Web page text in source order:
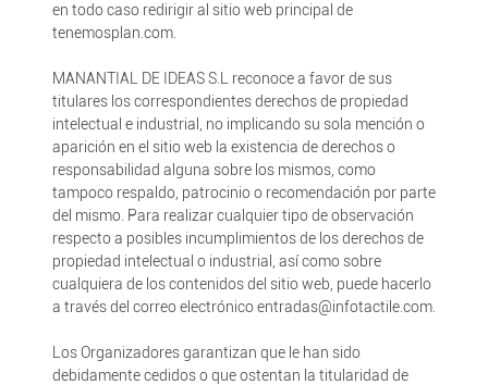
en todo caso redirigir al sitio web principal de
tenemosplan.com.
MANANTIAL DE IDEAS S.L reconoce a favor de sus
titulares los correspondientes derechos de propiedad
intelectual e industrial, no implicando su sola mención o
aparición en el sitio web la existencia de derechos o
responsabilidad alguna sobre los mismos, como
tampoco respaldo, patrocinio o recomendación por parte
del mismo. Para realizar cualquier tipo de observación
respecto a posibles incumplimientos de los derechos de
propiedad intelectual o industrial, así como sobre
cualquiera de los contenidos del sitio web, puede hacerlo
a través del correo electrónico entradas@infotactile.com.
Los Organizadores garantizan que le han sido
debidamente cedidos o que ostentan la titularidad de